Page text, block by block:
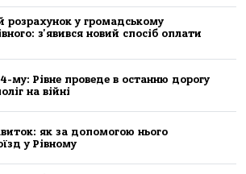
розрахунок у громадському
з'явився новий спосіб оплати
му: Рівне проведе в останню дорогу
на війні
як за допомогою нього
у Рівному